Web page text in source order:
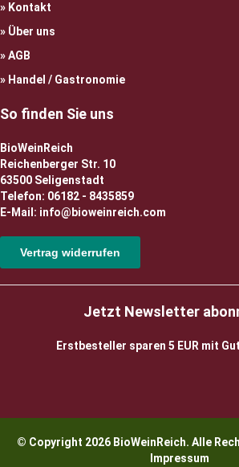
Kontakt
Über uns
AGB
Handel / Gastronomie
So finden Sie uns
BioWeinReich
Reichenberger Str. 10
63500 Seligenstadt
Telefon: 06182 - 8435859
E-Mail: info@bioweinreich.com
Vertrag widerrufen
Jetzt Newsletter
Erstbesteller sparen 5 EUR mit
© Copyright 2026 BioWeinReich. Alle
Impressum